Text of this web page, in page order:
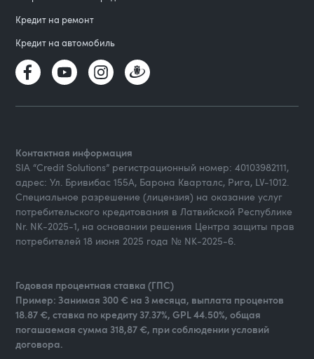
Кредит на ремонт
Кредит на автомобиль
Контактная информация
SIA “Credit Solutions” регистрационный номер: 40103982111,
адрес: Ул. Бривибас 155А, Барона Кварталс, Рига, LV-1012.
Специальное разрешение (лицензия) на оказание услуг
потребительского кредитования в Латвийской Республике
Nr. NK-2025-1, на основании решения Центра защиты прав
потребителей 18 июня 2025 года № NK-2025-6.
Годовая процентная ставка (ГПС)
Пример: Занимая 300 € на 3 месяца, выплата процентов
18.87 €, ставка по кредиту 37.37%, GPL 44.50%, общая
погашаемая сумма 318,87 €, при соблюдении условий
договора.